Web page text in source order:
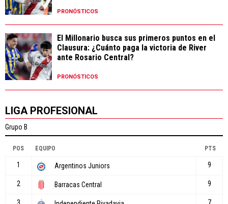
PRONÓSTICOS
El Millonario busca sus primeros puntos en el
Clausura: ¿Cuánto paga la victoria de River
ante Rosario Central?
PRONÓSTICOS
LIGA PROFESIONAL